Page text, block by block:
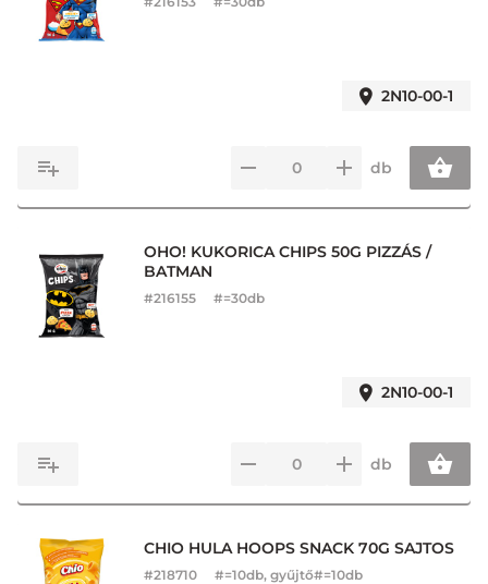
2N10-00-1
db
OHO! KUKORICA CHIPS 50G PIZZÁS /
BATMAN
#216155 #=30db
2N10-00-1
db
CHIO HULA HOOPS SNACK 70G SAJTOS
#218710 #=10db, gyűjtő#=10db